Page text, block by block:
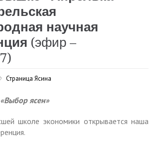
научная
(эфир –
Страница Ясина
ясен»
школе экономики открывается наша